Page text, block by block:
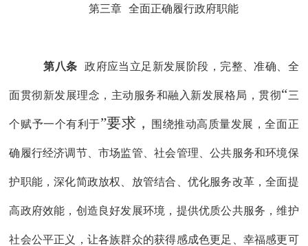
第三章 全面正确履行政府职能
第八条 政府应当 立足新发展阶段，完整、准确、全
面贯彻新发展理念， 主动 服务和融入新发展格局，贯彻“三
个赋予一个有利于”要求， 围绕推动高质量发展，全面正
确履行经济调节、市场监管、社会管理、公共服务和环境保
护职能，深化简政放权、放管结合、优化服务改革，全面提
高政府效能， 创造良好发展环境，提供优质公共服务，维护
社会公平正义， 让各族群众的获得感成色更足、幸福感更可